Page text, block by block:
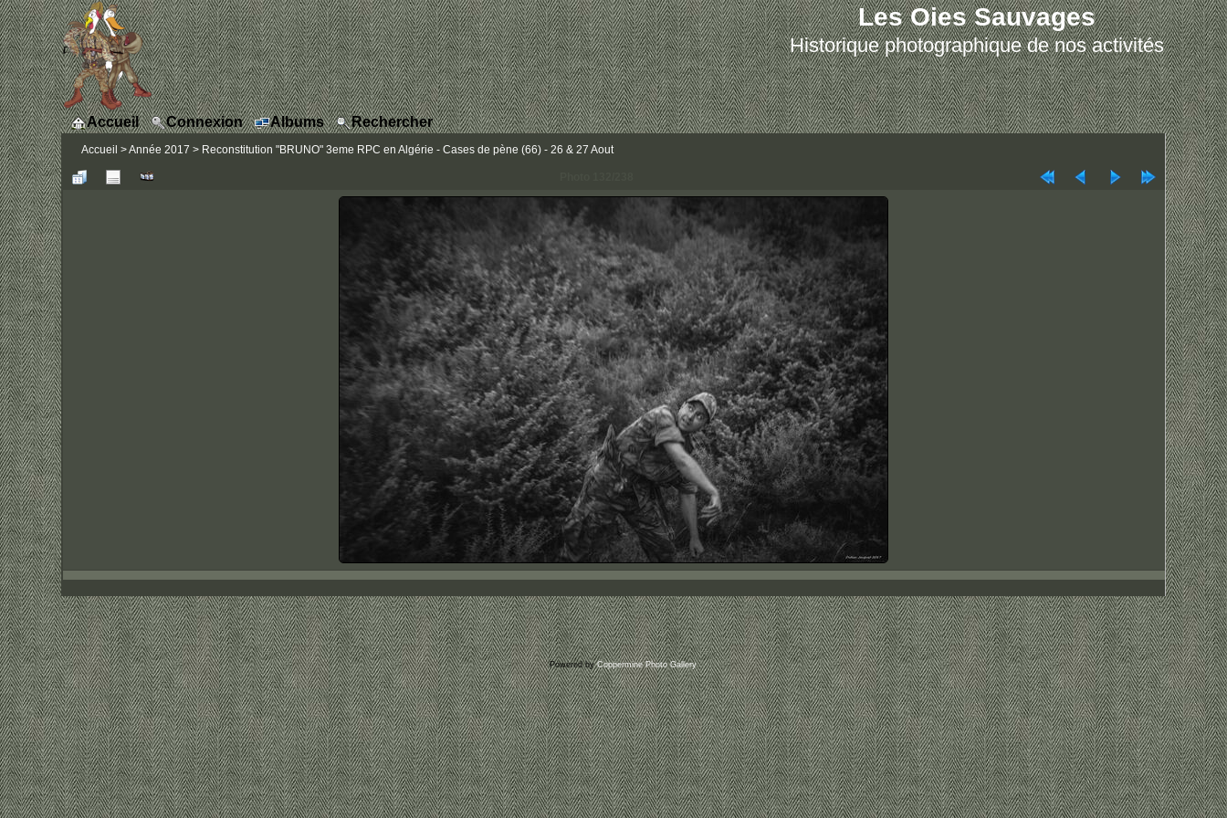
Les Oies Sauvages
Historique photographique de nos activités
Accueil Connexion Albums Rechercher
Accueil >Année 2017 > Reconstitution "BRUNO" 3eme RPC en Algérie - Cases de pène (66) - 26 & 27 Aout
Powered byCoppermine Photo Gallery